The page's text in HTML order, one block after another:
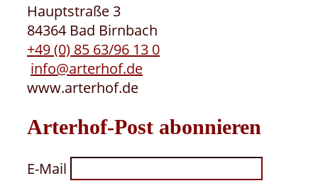
Hauptstraße 3
84364 Bad Birnbach
+49 (0) 85 63/96 13 0
info@arterhof.de
www.arterhof.de
Arterhof-Post abonnieren
E-Mail